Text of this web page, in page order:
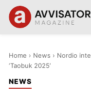
Home › News › Nordio
‘Taobuk 2025’
NEWS